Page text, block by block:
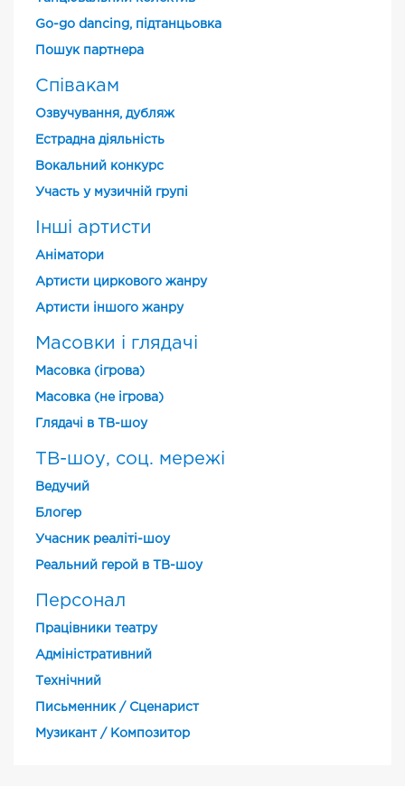
Go-go dancing, підтанцьовка
Пошук партнера
Співакам
Озвучування, дубляж
Естрадна діяльність
Вокальний конкурс
Участь у музичній групі
Інші артисти
Аніматори
Артисти циркового жанру
Артисти іншого жанру
Масовки і глядачі
Масовка (ігрова)
Масовка (не ігрова)
Глядачі в ТВ-шоу
ТВ-шоу, соц. мережі
Ведучий
Блогер
Учасник реаліті-шоу
Реальний герой в ТВ-шоу
Персонал
Працівники театру
Адміністративний
Технічний
Письменник / Сценарист
Музикант / Композитор